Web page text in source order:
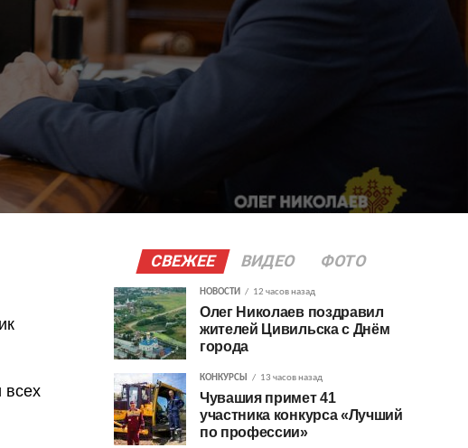
всех
СВЕЖЕЕ ВИДЕО ФОТО
НОВОСТИ 12 часов назад
Олег Николаев поздравил
жителей Цивильска с Днём
города
КОНКУРСЫ 13 часов назад
Чувашия примет 41
участника конкурса «Лучший
по профессии»